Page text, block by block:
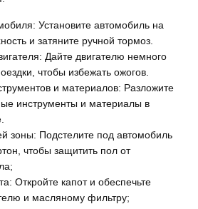
Установите автомобиль на
и затяните ручной тормоз.
Дайте двигателю немного
чтобы избежать ожогов.
и материалов: Разложите
инструменты и материалы в
зоны: Подстелите под автомобиль
чтобы защитить пол от
Откройте капот и обеспечьте
и масляному фильтру;